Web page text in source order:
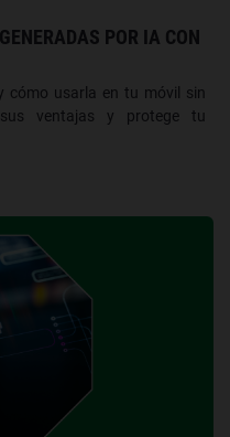
POR IA CON
cómo usarla en tu móvil sin
ventajas y protege tu